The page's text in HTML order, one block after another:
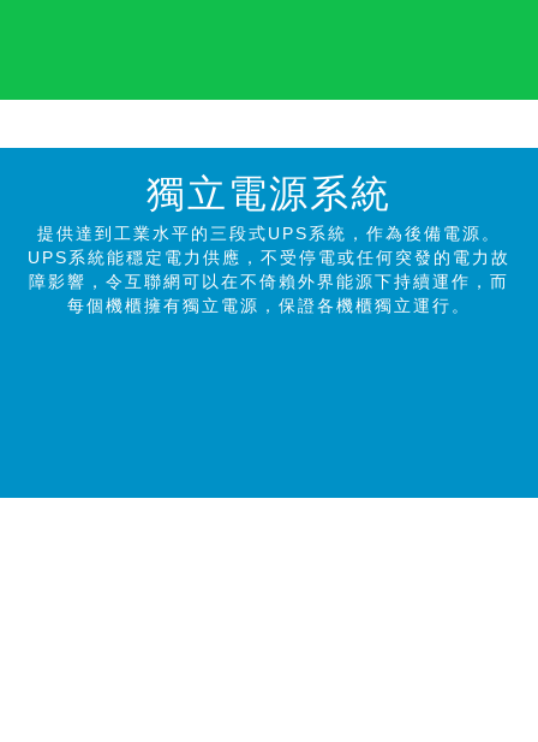
獨立電源系統
提供達到工業水平的三段式UPS系統，作為後備電源。
UPS系統能穩定電力供應，不受停電或任何突發的電力故
障影響，令互聯網可以在不倚賴外界能源下持續運作，而
每個機櫃擁有獨立電源，保證各機櫃獨立運行。